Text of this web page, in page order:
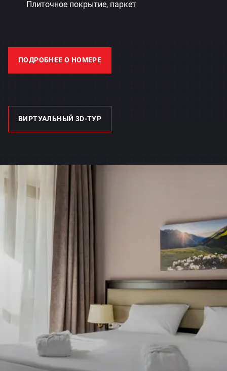
Плиточное покрытие, паркет
ПОДРОБНЕЕ О НОМЕРЕ
ВИРТУАЛЬНЫЙ 3D-ТУР